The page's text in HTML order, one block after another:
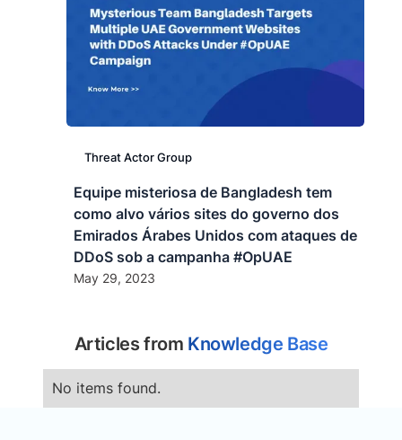
Threat Actor Group
Equipe misteriosa de Bangladesh tem
como alvo vários sites do governo dos
Emirados Árabes Unidos com ataques de
DDoS sob a campanha #OpUAE
May 29, 2023
Articles from Knowledge Base
No items found.